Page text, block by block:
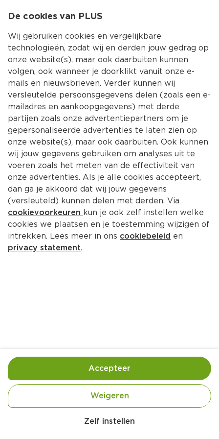
Kies jouw
Terug Producten
Zonnatura Maiswafel Choco Melk
Per Wikkel 75 g
Gebruik- en bewaarinstructies
Koel, droog en afgesloten bewaren.
De cookies van PLUS
Wij gebruiken cookies en vergelijkbare
technologieën, zodat wij en derden jouw gedrag op
onze website(s), maar ook daarbuiten kunnen
volgen, ook wanneer je doorklikt vanuit onze e-
mails en nieuwsbrieven. Verder kunnen wij
versleutelde persoonsgegevens delen (zoals een e-
mailadres en aankoopgegevens) met derde
partijen zoals onze advertentiepartners om je
gepersonaliseerde advertenties te laten zien op
onze website(s), maar ook daarbuiten. Ook kunnen
wij jouw gegevens gebruiken om analyses uit te
voeren zoals het meten van de effectiviteit van
onze advertenties. Als je alle cookies accepteert,
dan ga je akkoord dat wij jouw gegevens
(versleuteld) kunnen delen met derden. Via
cookievoorkeuren kun je ook zelf instellen welke
cookies we plaatsen en je toestemming wijzigen of
intrekken. Lees meer in ons cookiebeleid en
privacy statement.
Zelf instellen
Weigeren
Accepteer